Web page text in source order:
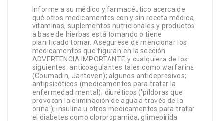
Informe a su médico y farmacéutico acerca de
qué otros medicamentos con y sin receta médica,
vitaminas, suplementos nutricionales y productos
a base de hierbas está tomando o tiene
planificado tomar. Asegúrese de mencionar los
medicamentos que figuran en la sección
ADVERTENCIA IMPORTANTE y cualquiera de los
siguientes: anticoagulantes tales como warfarina
(Coumadin, Jantoven); algunos antidepresivos;
antipsicóticos (medicamentos para tratar la
enfermedad mental); diuréticos ('píldoras que
provocan la eliminación de agua a través de la
orina'); insulina u otros medicamentos para tratar
el diabetes como clorpropamida, glimepirida